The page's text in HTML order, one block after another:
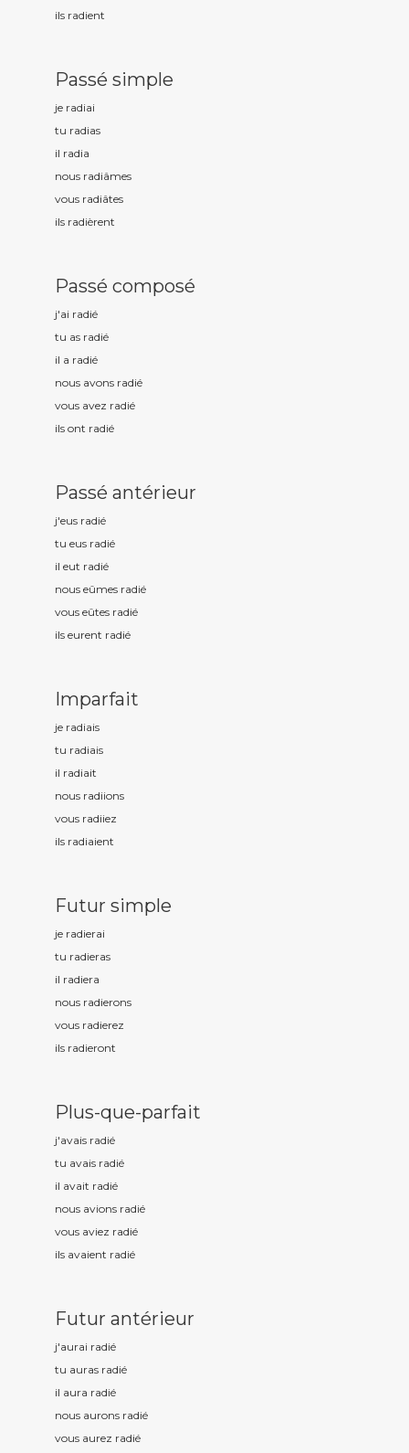
ils radient
Passé simple
je radiai
tu radias
il radia
nous radiâmes
vous radiâtes
ils radièrent
Passé composé
j'ai radié
tu as radié
il a radié
nous avons radié
vous avez radié
ils ont radié
Passé antérieur
j'eus radié
tu eus radié
il eut radié
nous eûmes radié
vous eûtes radié
ils eurent radié
Imparfait
je radiais
tu radiais
il radiait
nous radiions
vous radiiez
ils radiaient
Futur simple
je radierai
tu radieras
il radiera
nous radierons
vous radierez
ils radieront
Plus-que-parfait
j'avais radié
tu avais radié
il avait radié
nous avions radié
vous aviez radié
ils avaient radié
Futur antérieur
j'aurai radié
tu auras radié
il aura radié
nous aurons radié
vous aurez radié